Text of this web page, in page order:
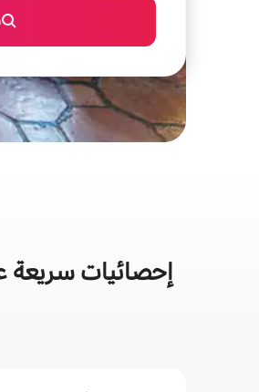
إحصائيات سريعة